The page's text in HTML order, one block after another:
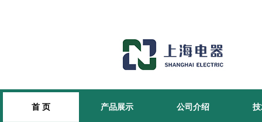
首 页 产品展示 公司介绍